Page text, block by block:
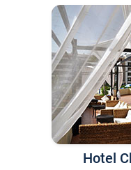
Hotel